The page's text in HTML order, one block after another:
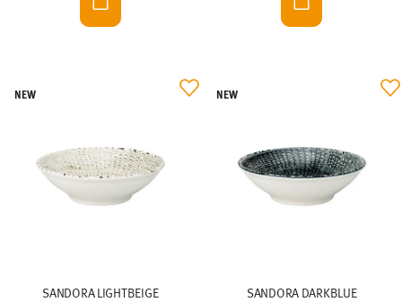
SANDORA LIGHTBEIGE
NEW
SANDORA DARKBLUE
NEW